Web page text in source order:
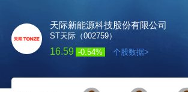
天际新能源科技股份有限公司
ST天际（002759）
16.59 -0.54% 个股数据>